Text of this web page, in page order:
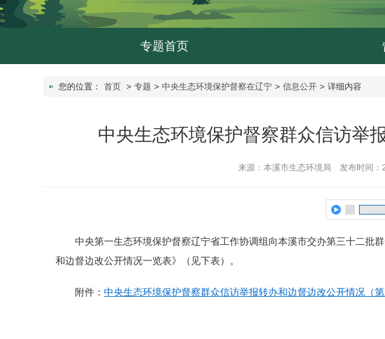
专题首页
您的位置： 首页 > 专题 > 中央生态环境保护督察在辽宁 > 信息公开 > 详细内容
中央生态环境保护督察群众信访举
来源：本溪市生态环境局 发布时间
中央第一生态环境保护督察辽宁省工作协调组向本溪市交办第三十二批
和边督边改公开情况一览表》（见下表）。
附件： 中央生态环境保护督察群众信访举报转办和边督边改公开情况（